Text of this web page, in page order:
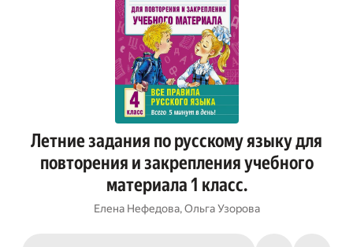
Летние задания по русскому языку для
повторения и закрепления учебного
материала 1 класс.
Елена Нефедова,Ольга Узорова